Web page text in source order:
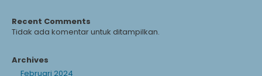
Recent Comments
Tidak ada komentar untuk ditampilkan.
Archives
Februari 2024